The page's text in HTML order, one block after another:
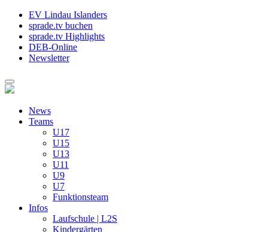
EV Lindau Islanders
sprade.tv buchen
sprade.tv Highlights
DEB-Online
Newsletter
News
Teams
U17
U15
U13
U11
U9
U7
Funktionsteam
Infos
Laufschule | L2S
Kindergärten